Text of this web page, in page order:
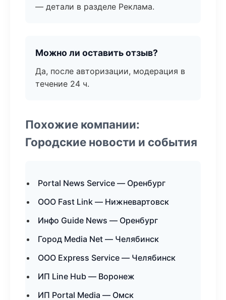
— детали в разделе Реклама.
Можно ли оставить отзыв?
Да, после авторизации, модерация в
течение 24 ч.
Похожие компании:
Городские новости и события
Portal News Service — Оренбург
ООО Fast Link — Нижневартовск
Инфо Guide News — Оренбург
Город Media Net — Челябинск
ООО Express Service — Челябинск
ИП Line Hub — Воронеж
ИП Portal Media — Омск